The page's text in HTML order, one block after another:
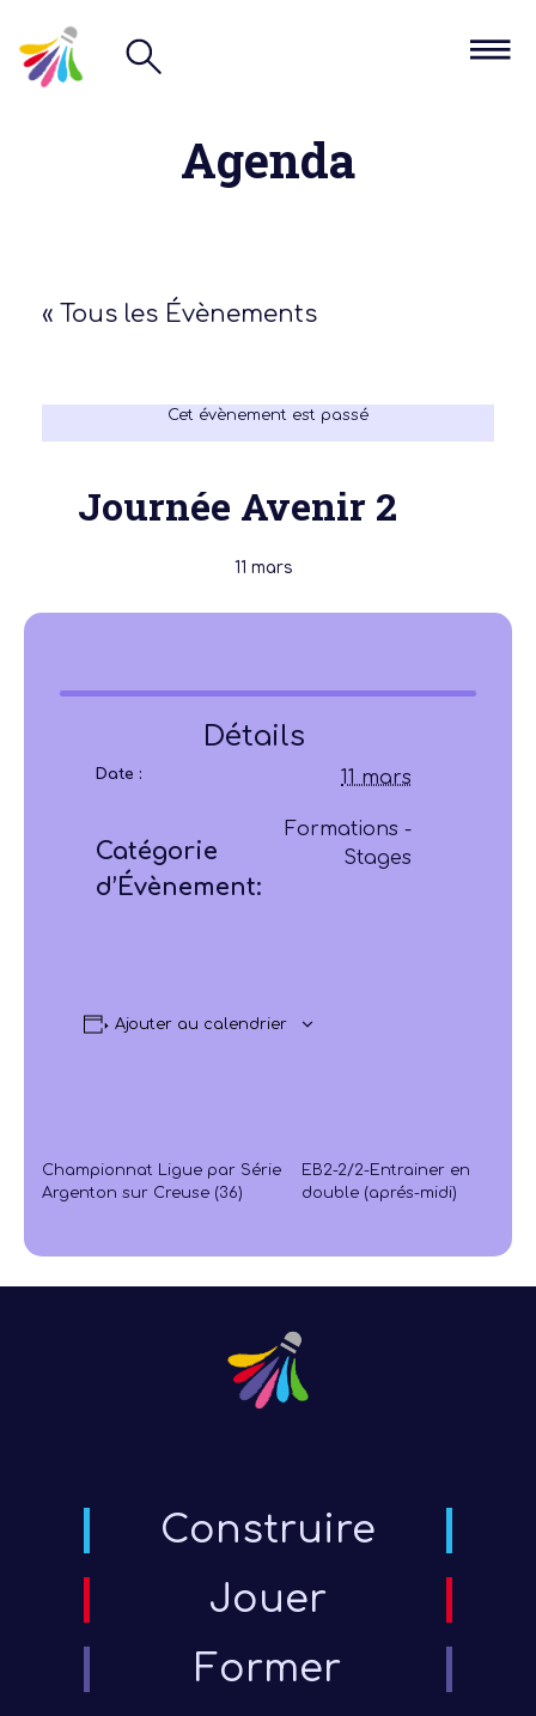
Agenda
« Tous les Évènements
Cet évènement est passé
Journée Avenir 2
11 mars
Détails
Date : 11 mars
Catégorie
d’Évènement:
Formations -
Stages
Ajouter au calendrier
Championnat Ligue par Série
Argenton sur Creuse (36)
EB2-2/2-Entrainer en
double (aprés-midi)
Construire
Jouer
Former